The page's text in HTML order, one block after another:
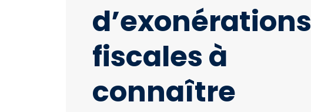
d’exonérations
fiscales à
connaître